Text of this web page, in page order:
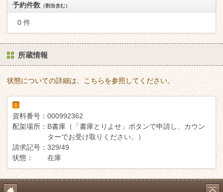
予約件数 （割当含む）
0 件
所蔵情報
状態についての詳細は、こちらを参照してください。
1
資料番号： 000992362
配架場所： B書庫（「書庫とりよせ」ボタンで申請し、カウン
ターでお受け取りください。）
請求記号： 329/49
状態：
在庫